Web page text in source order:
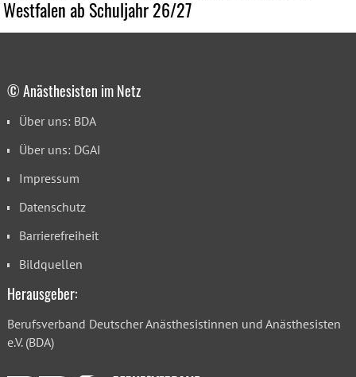
Westfalen ab Schuljahr 26/27
© Anästhesisten im Netz
Über uns: BDA
Über uns: DGAI
Impressum
Datenschutz
Barrierefreiheit
Bildquellen
Herausgeber:
Berufsverband Deutscher Anästhesistinnen und Anästhesisten
e.V. (BDA)